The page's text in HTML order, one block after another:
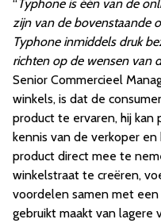
“Typhone is één van de
zijn van de bovenstaande
Typhone inmiddels druk
richten op de wensen van
Senior Commercieel
winkels, is dat de
product te ervaren, hij
kennis van de verkoper
product direct mee te
winkelstraat te creëren,
voordelen samen met
gebruikt maakt van lagere